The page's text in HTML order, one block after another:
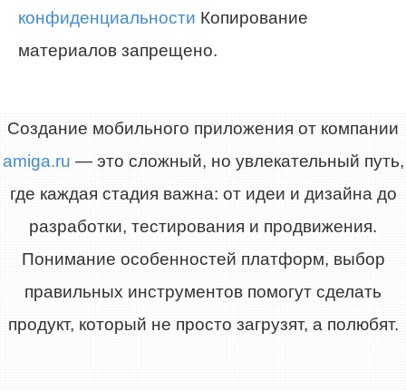
конфиденциальности Копирование
материалов запрещено.
Создание мобильного приложения от компании
amiga.ru — это сложный, но увлекательный путь,
где каждая стадия важна: от идеи и дизайна до
разработки, тестирования и продвижения.
Понимание особенностей платформ, выбор
правильных инструментов помогут сделать
продукт, который не просто загрузят, а полюбят.